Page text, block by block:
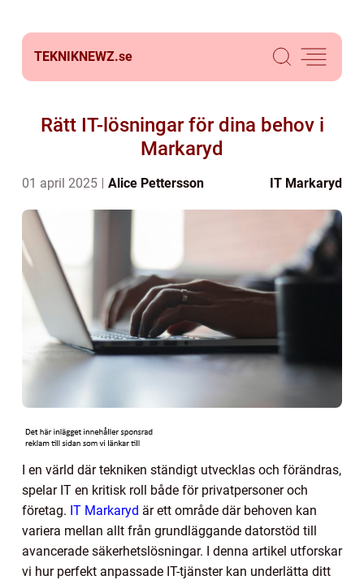
TEKNIKNEWZ.se
Rätt IT-lösningar för dina behov i
Markaryd
01 april 2025 Alice Pettersson IT Markaryd
I en värld där tekniken ständigt utvecklas och förändras,
spelar IT en kritisk roll både för privatpersoner och
företag. IT Markaryd är ett område där behoven kan
variera mellan allt från grundläggande datorstöd till
avancerade säkerhetslösningar. I denna artikel utforskar
vi hur perfekt anpassade IT-tjänster kan underlätta ditt